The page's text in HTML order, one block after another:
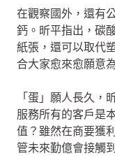
在觀察國外，還有
鈣。昕平指出，碳
紙張，還可以取代
合大家愈來愈願意
「蛋」願人長久，
服務所有的客戶是
值？雖然在商要獲
管未來勤億會接觸